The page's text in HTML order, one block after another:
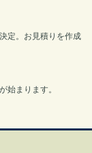
定。お見積りを作成
始まります。